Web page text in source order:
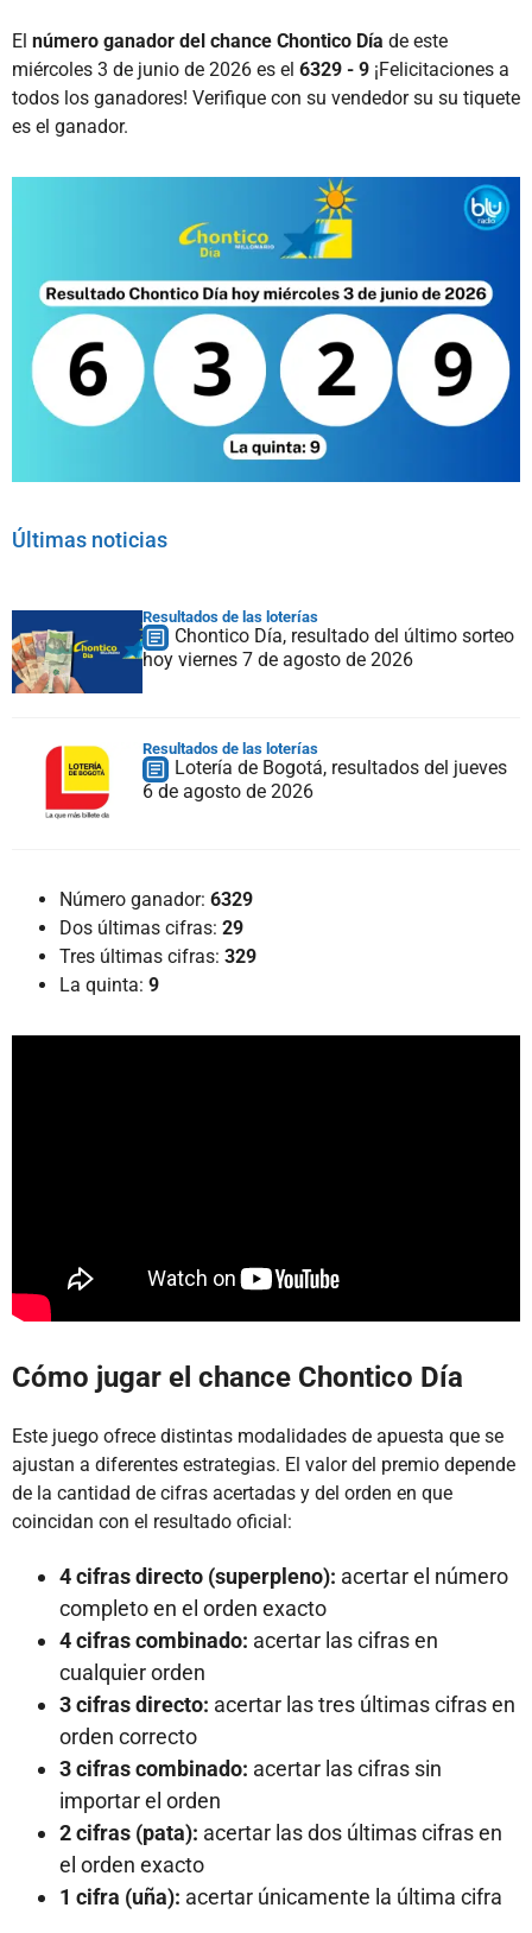
El número ganador del chance Chontico Día de este
miércoles 3 de junio de 2026 es el 6329 - 9 ¡Felicitaciones a
todos los ganadores! Verifique con su vendedor su su tiquete
es el ganador.
Últimas noticias
Resultados de las loterías
Chontico Día, resultado del último sorteo
hoy viernes 7 de agosto de 2026
Resultados de las loterías
Lotería de Bogotá, resultados del jueves
6 de agosto de 2026
Número ganador: 6329
Dos últimas cifras: 29
Tres últimas cifras: 329
La quinta: 9
Cómo jugar el chance Chontico Día
Este juego ofrece distintas modalidades de apuesta que se
ajustan a diferentes estrategias. El valor del premio depende
de la cantidad de cifras acertadas y del orden en que
coincidan con el resultado oficial:
4 cifras directo (superpleno): acertar el número
completo en el orden exacto
4 cifras combinado: acertar las cifras en
cualquier orden
3 cifras directo: acertar las tres últimas cifras en
orden correcto
3 cifras combinado: acertar las cifras sin
importar el orden
2 cifras (pata): acertar las dos últimas cifras en
el orden exacto
1 cifra (uña): acertar únicamente la última cifra